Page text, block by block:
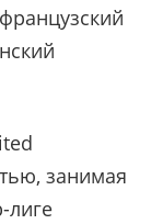
занимая
лиге